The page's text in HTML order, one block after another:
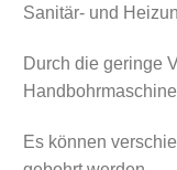
Sanitär- und
Durch die geringe
Es können